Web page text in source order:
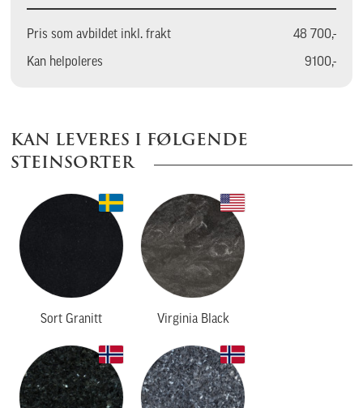
Pris som avbildet inkl. frakt 48 700,-
Kan helpoleres 9100,-
KAN LEVERES I FØLGENDE
STEINSORTER
Sort Granitt Virginia Black